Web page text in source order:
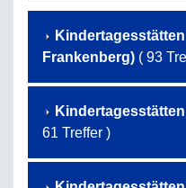
Frankenberg) ( 93
61 Treffer )